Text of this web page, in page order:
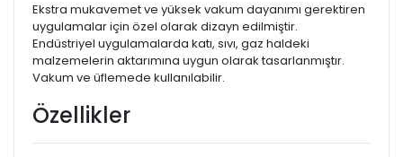
Ekstra mukavemet ve yüksek vakum dayanımı gerektiren
uygulamalar için özel olarak dizayn edilmiştir.
Endüstriyel uygulamalarda katı, sıvı, gaz haldeki
malzemelerin aktarımına uygun olarak tasarlanmıştır.
Vakum ve üflemede kullanılabilir.
Özellikler